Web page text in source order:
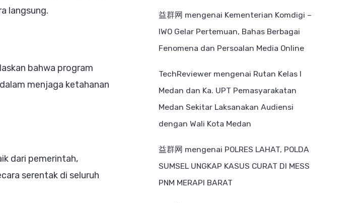
langsung.
bahwa program
menjaga ketahanan
dari pemerintah,
serentak di seluruh
益群网 mengenai Kementerian Komdigi –
IWO Gelar Pertemuan, Bahas Berbagai
Fenomena dan Persoalan Media Online
TechReviewer mengenai Rutan Kelas I
Medan dan Ka. UPT Pemasyarakatan
Medan Sekitar Laksanakan Audiensi
dengan Wali Kota Medan
益群网 mengenai POLRES LAHAT, POLDA
SUMSEL UNGKAP KASUS CURAT DI MESS
PNM MERAPI BARAT